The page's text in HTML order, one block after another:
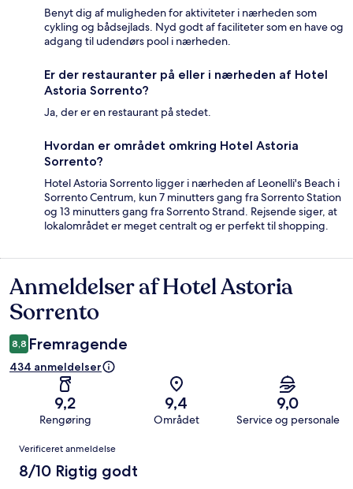
Benyt dig af muligheden for aktiviteter i nærheden som
cykling og bådsejlads. Nyd godt af faciliteter som en have og
adgang til udendørs pool i nærheden.
Er der restauranter på eller i nærheden af Hotel
Astoria Sorrento?
Ja, der er en restaurant på stedet.
Hvordan er området omkring Hotel Astoria
Sorrento?
Hotel Astoria Sorrento ligger i nærheden af Leonelli's Beach i
Sorrento Centrum, kun 7 minutters gang fra Sorrento Station
og 13 minutters gang fra Sorrento Strand. Rejsende siger, at
lokalområdet er meget centralt og er perfekt til shopping.
Anmeldelser
Anmeldelser af Hotel Astoria
Sorrento
8,8 Fremragende
434 anmeldelser
9,2
Rengøring
9,4
Området
9,0
Service og personale
Anmeldelser
Verificeret anmeldelse
8/10 Rigtig godt